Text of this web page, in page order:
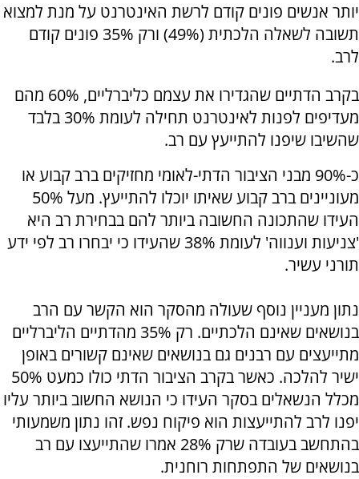
יותר אנשים פונים קודם לרשת האינטרנט על מנת למצוא
תשובה לשאלה הלכתית (49%) ורק 35% פונים קודם
לרב.
בקרב הדתיים שהגדירו את עצמם כליברליים, 60% מהם
מעדיפים לפנות לאינטרנט תחילה לעומת 30% בלבד
שהשיבו שיפנו להתייעץ עם רב.
כ-90% מבני הציבור הדתי-לאומי מחזיקים ברב קבוע או
מעוניינים ברב קבוע שאיתו יוכלו להתייעץ. מעל 50%
העידו שהתכונה החשובה ביותר להם בבחירת רב היא
'צניעות וענווה' לעומת 38% שהעידו כי יבחרו רב לפי ידע
תורני עשיר.
נתון מעניין נוסף שעולה מהסקר הוא הקשר עם הרב
בנושאים שאינם הלכתיים. רק 35% מהדתיים הליברליים
מתייעצים עם רבנים גם בנושאים שאינם קשורים באופן
ישיר להלכה. כאשר בקרב הציבור הדתי כולו כמעט 50%
מכלל הנשאלים בסקר העידו כי הנושא החשוב ביותר עליו
יפנו לרב להתייעצות הוא פיקוח נפש. זהו נתון משמעותי
בהתחשב בעובדה שרק 28% אמרו שהתייעצו עם רב
בנושאים של התפתחות רוחנית.